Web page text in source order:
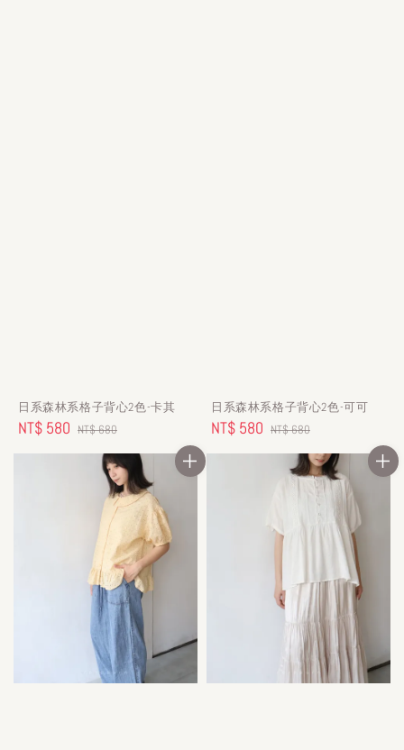
日系森林系格子背心2色-卡其
Sale
price
NT$ 580 Regular
price
NT$ 680
日系森林系格子背心2色-可可
Sale
price
NT$ 580 Regular
price
NT$ 680